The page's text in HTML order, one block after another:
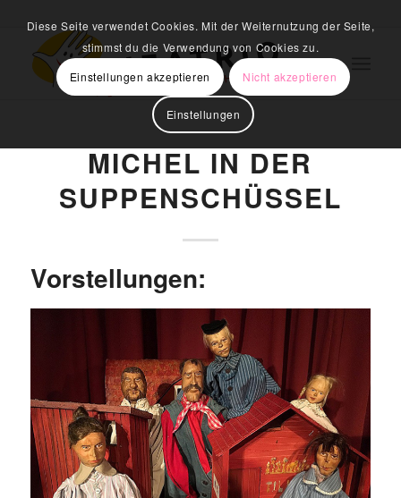
MICHEL IN DER
SUPPENSCHÜSSEL
Vorstellungen:
Diese Seite verwendet Cookies. Mit der Weiternutzung der Seite,
stimmst du die Verwendung von Cookies zu.
Einstellungen akzeptieren
Nicht akzeptieren
Einstellungen